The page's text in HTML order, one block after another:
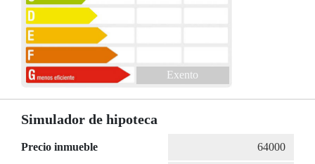
Exento
Simulador de hipoteca
Precio inmueble